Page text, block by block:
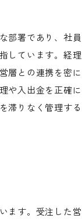
部署であり、社員
しています。経理
層との連携を密に
や入出金を正確に
滞りなく管理する
ます。受注した営